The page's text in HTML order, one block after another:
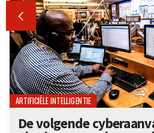

ARTIFICIËLE INTELLIGENTIE
De volgende